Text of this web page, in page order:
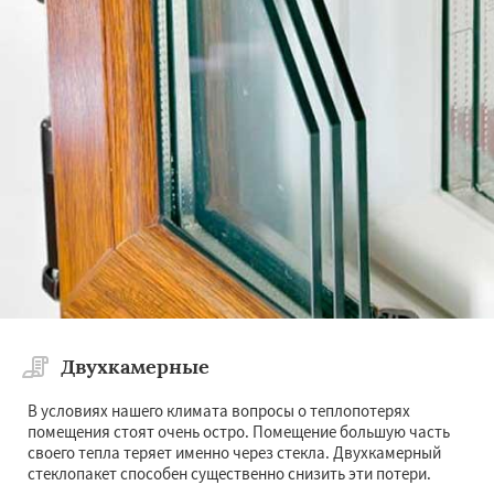
Двухкамерные
В условиях нашего климата вопросы о теплопотерях
помещения стоят очень остро. Помещение большую часть
своего тепла теряет именно через стекла. Двухкамерный
стеклопакет способен существенно снизить эти потери.